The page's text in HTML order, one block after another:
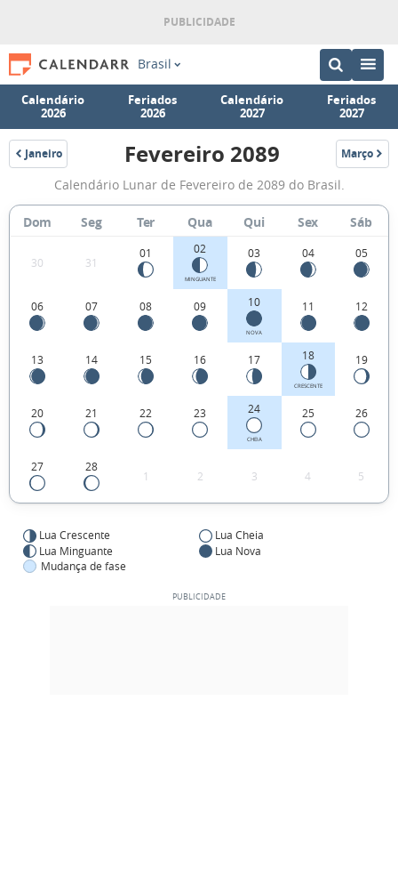
Brasil
Calendário
2026
Feriados
2026
Calendário
2027
Feriados
2027
Janeiro
2089
Fases
da
Lua
de
Fevereiro
2089
Fevereiro 2089 Março
2089
Calendário Lunar de Fevereiro de 2089 do Brasil.
Dom Seg Ter Qua Qui Sex Sáb
30 31
01 02
MINGUANTE
03 04 05
06 07 08 09 10
NOVA
11 12
13 14 15 16 17 18
CRESCENTE
19
20 21 22 23 24
CHEIA
25 26
27 28
1 2 3 4 5
Lua Crescente
Lua Cheia
Lua Minguante
Lua Nova
Mudança de fase